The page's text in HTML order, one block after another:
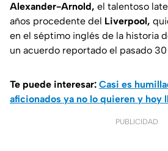
Alexander-Arnold, el talentoso
años procedente del Liverpool,
en el séptimo inglés de la historia
un acuerdo reportado el pasado
Te puede interesar: Casi es
aficionados ya no lo quieren y hoy
PUBLICIDAD